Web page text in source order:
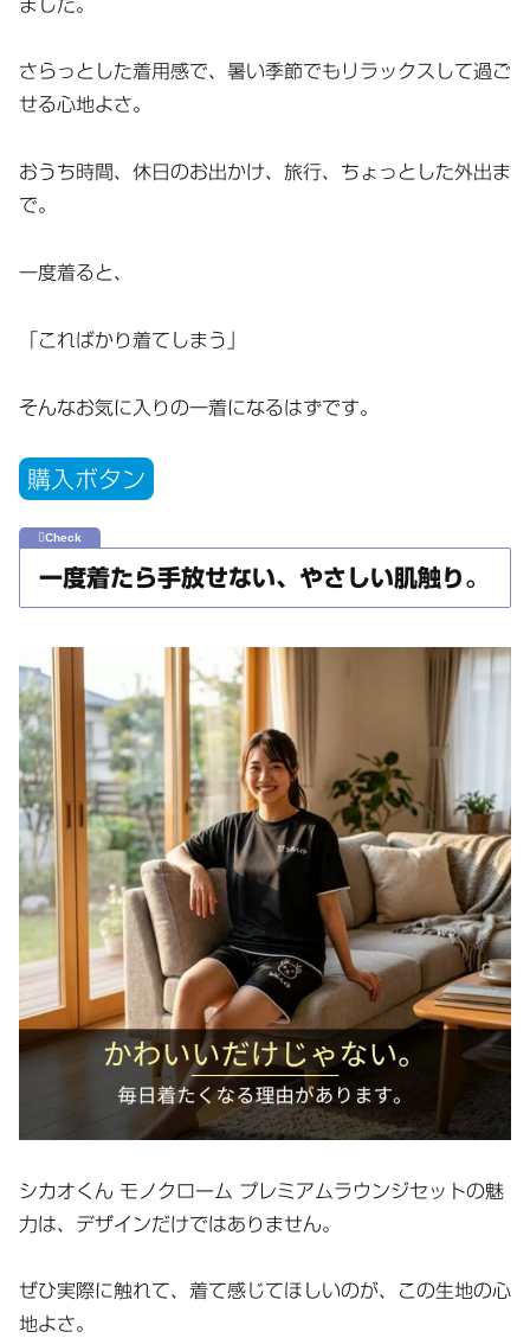
ました。
さらっとした着用感で、暑い季節でもリラックスして過ご
せる心地よさ。
おうち時間、休日のお出かけ、旅行、ちょっとした外出ま
で。
一度着ると、
「こればかり着てしまう」
そんなお気に入りの一着になるはずです。
購入ボタン
一度着たら手放せない、やさしい肌触り。
シカオくん モノクローム プレミアムラウンジセットの魅
力は、デザインだけではありません。
ぜひ実際に触れて、着て感じてほしいのが、この生地の心
地よさ。